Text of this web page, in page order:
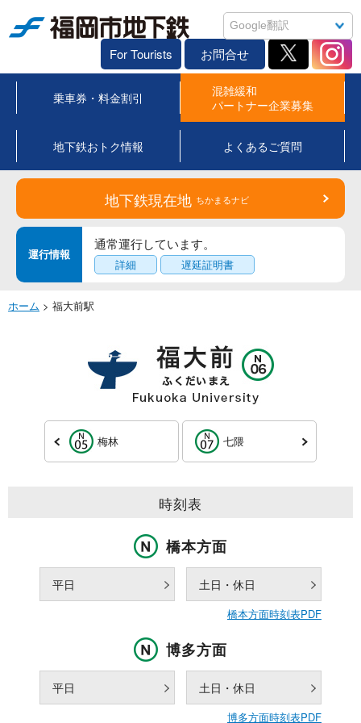
For Tourists お問合せ
乗車券・料金割引
混雑緩和
パートナー企業募集
地下鉄おトク情報 よくあるご質問
地下鉄現在地 ちかまるナビ
運行情報
通常運行しています。
詳細 遅延証明書
ホーム > 福大前駅
梅林 七隈
時刻表
橋本方面
平日 土日・休日
橋本方面時刻表PDF
博多方面
平日 土日・休日
博多方面時刻表PDF